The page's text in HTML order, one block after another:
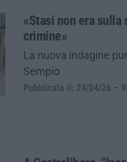
«Stasi non era sulla
crimine»
La nuova indagine
Sempio
Pubblicato il: 24/04/26 –